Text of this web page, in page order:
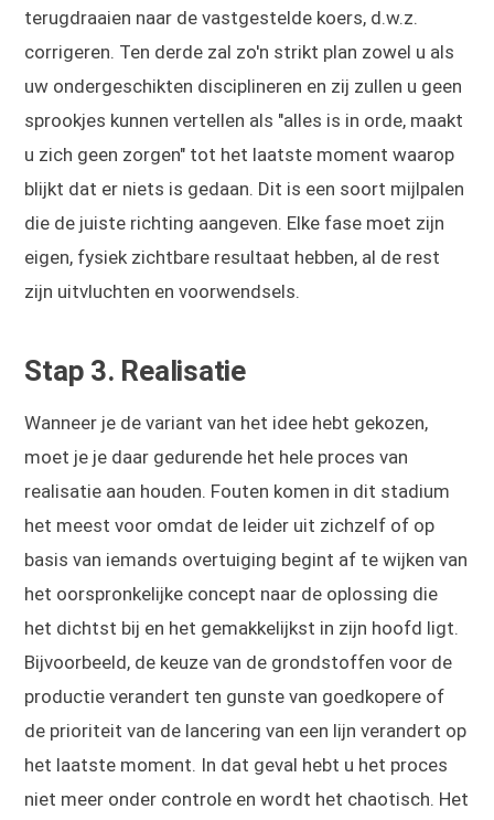
terugdraaien naar de vastgestelde koers, d.w.z.
corrigeren. Ten derde zal zo'n strikt plan zowel u als
uw ondergeschikten disciplineren en zij zullen u geen
sprookjes kunnen vertellen als "alles is in orde, maakt
u zich geen zorgen" tot het laatste moment waarop
blijkt dat er niets is gedaan. Dit is een soort mijlpalen
die de juiste richting aangeven. Elke fase moet zijn
eigen, fysiek zichtbare resultaat hebben, al de rest
zijn uitvluchten en voorwendsels.
Stap 3. Realisatie
Wanneer je de variant van het idee hebt gekozen,
moet je je daar gedurende het hele proces van
realisatie aan houden. Fouten komen in dit stadium
het meest voor omdat de leider uit zichzelf of op
basis van iemands overtuiging begint af te wijken van
het oorspronkelijke concept naar de oplossing die
het dichtst bij en het gemakkelijkst in zijn hoofd ligt.
Bijvoorbeeld, de keuze van de grondstoffen voor de
productie verandert ten gunste van goedkopere of
de prioriteit van de lancering van een lijn verandert op
het laatste moment. In dat geval hebt u het proces
niet meer onder controle en wordt het chaotisch. Het